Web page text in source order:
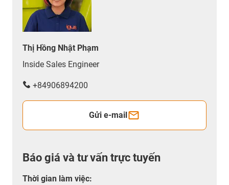
Thị Hồng Nhật Phạm
Inside Sales Engineer
+84906894200
Gửi e-mail
Báo giá và tư vấn trực tuyến
Thời gian làm việc: